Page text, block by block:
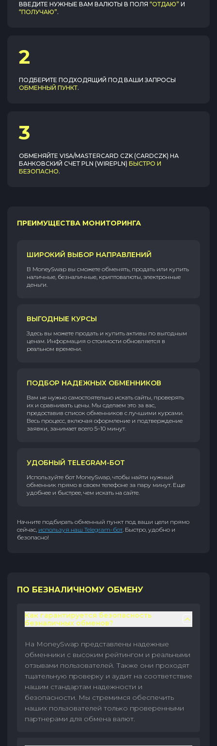
ВВЕДИТЕ НУЖНЫЕ ВАМ ВАЛЮТЫ В ПОЛЯ “ОТДАЮ” И
“ПОЛУЧАЮ”.
2
ПОДБЕРИТЕ ПОДХОДЯЩИЙ ПОД ВАШИ ЗАПРОСЫ
ОБМЕННЫЙ ПУНКТ.
3
ОБМЕНЯЙТЕ VISA/MASTERCARD CZK (CARDCZK) НА
БАНКОВСКИЙ СЧЕТ PLN (WIREPLN) БЫСТРО И
БЕЗОПАСНО.
ПРЕИМУЩЕСТВА МОНИТОРИНГА
ШИРОКИЙ ВЫБОР НАПРАВЛЕНИЙ
В MoneySwap вы сможете обменять, продать или купить
наличные, безналичные, криптовалюты, электронные
деньги.
ВЫГОДНЫЕ КУРСЫ
Здесь вы можете продать и купить активы по выгодным
ценам. Информация о стоимости обновляется в
реальном времени.
ПОДБОР НАДЕЖНЫХ ОБМЕННИКОВ
Вам не нужно самостоятельно искать сайты, проверять
их и сравнивать цены. Мы сделаем это за вас,
предоставив список обменников с лучшими курсами.
Весь процесс, включая оформление и подтверждение
заявки, занимает всего 5–10 минут.
УДОБНЫЙ TELEGRAM-БОТ
Используйте бот MoneySwap, чтобы найти нужный
обменник прямо в своем телефоне за пару минут. Еще
удобнее и быстрее, чем искать на сайте.
Начните подбирать обменный пункт под ваши цели прямо
сейчас, используя наш Telegram-бот. Быстро, удобно и
безопасно!
ПО БЕЗНАЛИЧНОМУ ОБМЕНУ
Как гарантируется безопасность
безналичных обменов?
На MoneySwap представлены надежные
обменники с высоким рейтингом и реальными
отзывами пользователей. Также они проходят
тщательную проверку и аудит на соответствие
нашим стандартам надежности и
безопасности. Мы стремимся обеспечить
наших пользователей только проверенными
партнерами для обмена валют.